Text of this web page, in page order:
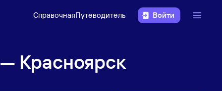
СправочнаяПутеводитель Войти
Красноярск